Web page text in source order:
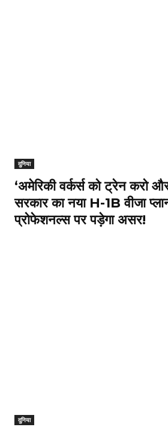
दुनिया
‘अमेरिकी वर्कर्स को ट्रेन करो
सरकार का नया H-1B वीजा
प्रोफेशनल्स पर पड़ेगा असर!
दुनिया